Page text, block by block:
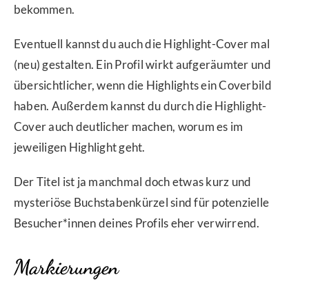
bekommen.
Eventuell kannst du auch die Highlight-Cover mal
(neu) gestalten. Ein Profil wirkt aufgeräumter und
übersichtlicher, wenn die Highlights ein Coverbild
haben. Außerdem kannst du durch die Highlight-
Cover auch deutlicher machen, worum es im
jeweiligen Highlight geht.
Der Titel ist ja manchmal doch etwas kurz und
mysteriöse Buchstabenkürzel sind für potenzielle
Besucher*innen deines Profils eher verwirrend.
Markierungen